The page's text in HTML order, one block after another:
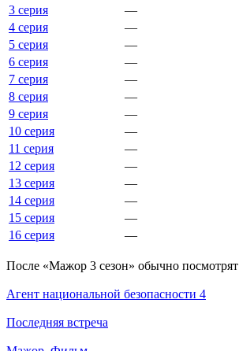
3 серия
—
4 серия
—
5 серия
—
6 серия
—
7 серия
—
8 серия
—
9 серия
—
10 серия
—
11 серия
—
12 серия
—
13 серия
—
14 серия
—
15 серия
—
16 серия
—
По­сле «Мажор 3 сезон» обыч­но по­смот­рят
Агент национальной безопасности 4
Последняя встреча